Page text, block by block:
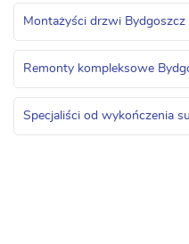
Montażyści drzwi Bydgoszcz
Remonty kompleksowe
Specjaliści od wykończenia